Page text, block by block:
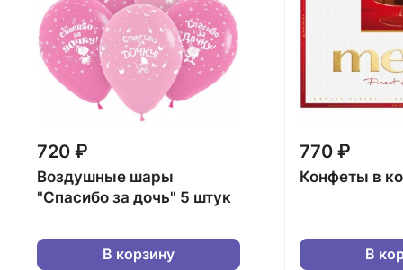
720 ₽
Воздушные шары
"Спасибо за дочь" 5 штук
В корзину
770 ₽
Конфеты в
В